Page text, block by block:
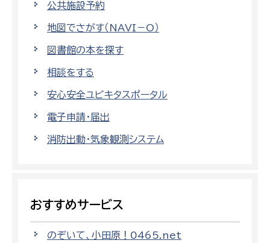
公共施設予約
地図でさがす（NAVI－O）
図書館の本を探す
相談をする
安心安全ユビキタスポータル
電子申請・届出
消防出動・気象観測システム
おすすめサービス
のぞいて、小田原！0465.net